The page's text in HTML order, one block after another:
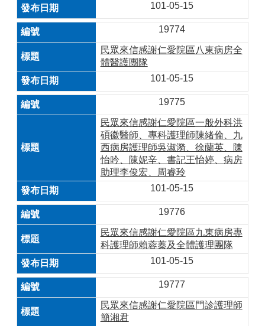
101-05-15
19774
民眾來信感謝仁愛院區八東病房全
體醫護團隊
101-05-15
19775
民眾來信感謝仁愛院區一般外科洪
碩徽醫師、專科護理師陳緒倫、九
西病房護理師吳淑漪、徐蘭英、陳
怡吟、陳妮辛、書記王怡婷、病房
助理李俊宏、周睿玲
101-05-15
19776
民眾來信感謝仁愛院區九東病房專
科護理師賴蓉蓁及全體護理團隊
101-05-15
19777
民眾來信感謝仁愛院區門診護理師
簡湘君